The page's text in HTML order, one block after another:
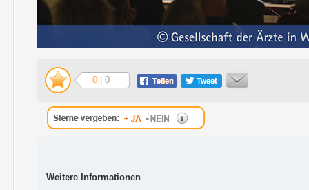
0 | 0
Weitere Informationen